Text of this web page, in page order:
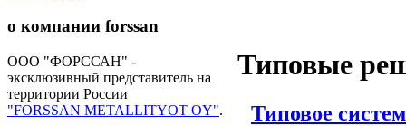
о компании forssan
ООО "ФОРССАН" -
эксклюзивный представитель на
территории России
"FORSSAN METALLITYOT OY".
Типовые
Типовое